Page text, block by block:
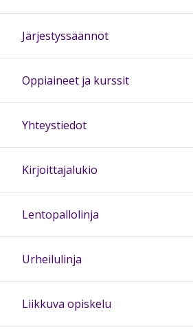
Järjestyssäännöt
Oppiaineet ja kurssit
Yhteystiedot
Kirjoittajalukio
Lentopallolinja
Urheilulinja
Liikkuva opiskelu